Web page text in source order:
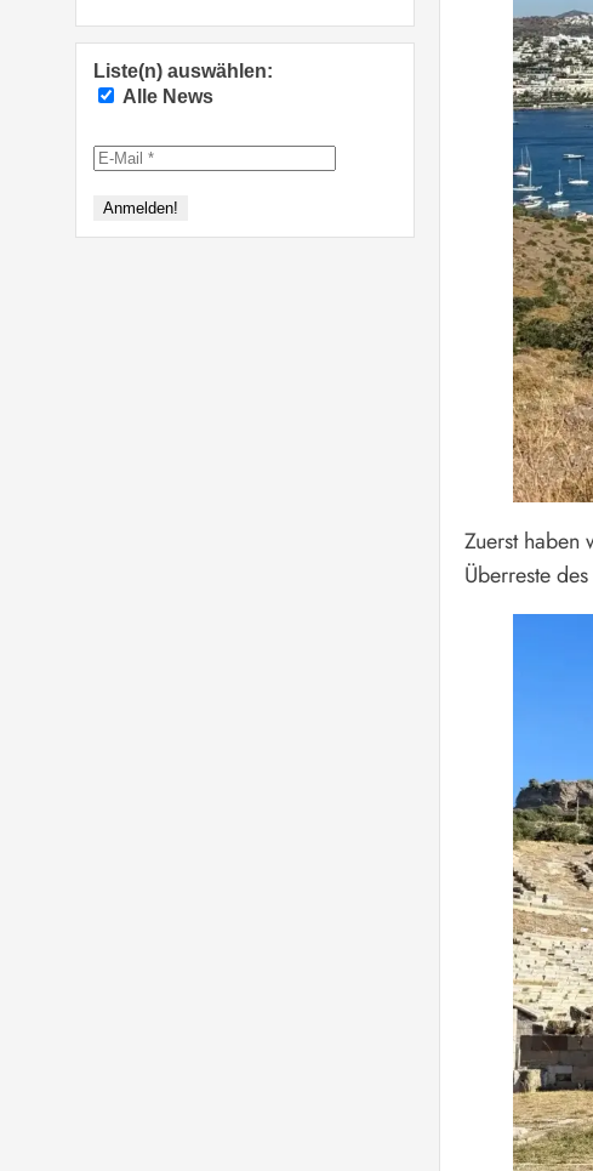
Zuerst haben
Überreste
Liste(n) auswählen:
Alle News